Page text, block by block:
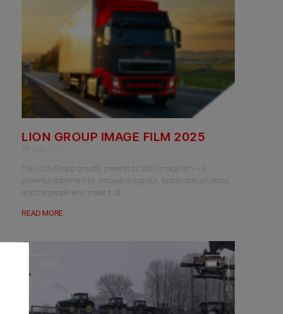
LION GROUP IMAGE FILM 2025
28. July 2025
The LION Group proudly presents its 2025 image film – a
powerful statement for innovative logistics, sustainable solutions,
and the people who make it all
READ MORE